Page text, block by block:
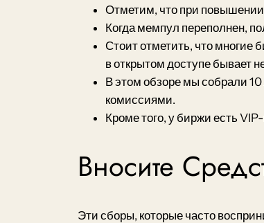
Отметим, что при повышении
Когда мемпул переполнен,
Стоит отметить, что многие
в открытом доступе бывает
В этом обзоре мы собрали
комиссиями.
Кроме того, у биржи есть
Вносите
Эти сборы, которые часто